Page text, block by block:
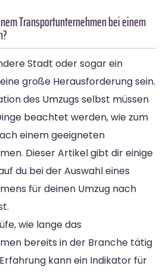
Transportunternehmen bei einem
Stadt oder sogar ein
große Herausforderung sein.
des Umzugs selbst müssen
beachtet werden, wie zum
einem geeigneten
Dieser Artikel gibt dir einige
du bei der Auswahl eines
für deinen Umzug nach
wie lange das
bereits in der Branche tätig
kann ein Indikator für